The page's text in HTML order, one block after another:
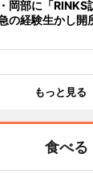
岡部に「
の経験生かし開
もっと見る
食べる